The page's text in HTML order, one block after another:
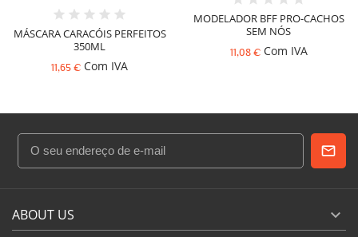
MÁSCARA CARACÓIS PERFEITOS
350ML
11,65 € Com IVA
MODELADOR BFF PRO-CACHOS
SEM NÓS
11,08 €Com IVA
ABOUT US 